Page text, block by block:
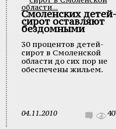
Смоленских детей-
сирот оставляют
бездомными
30 процентов детей-
сирот в Смоленской
области до сих пор не
обеспечены жильем.
04.11.2010